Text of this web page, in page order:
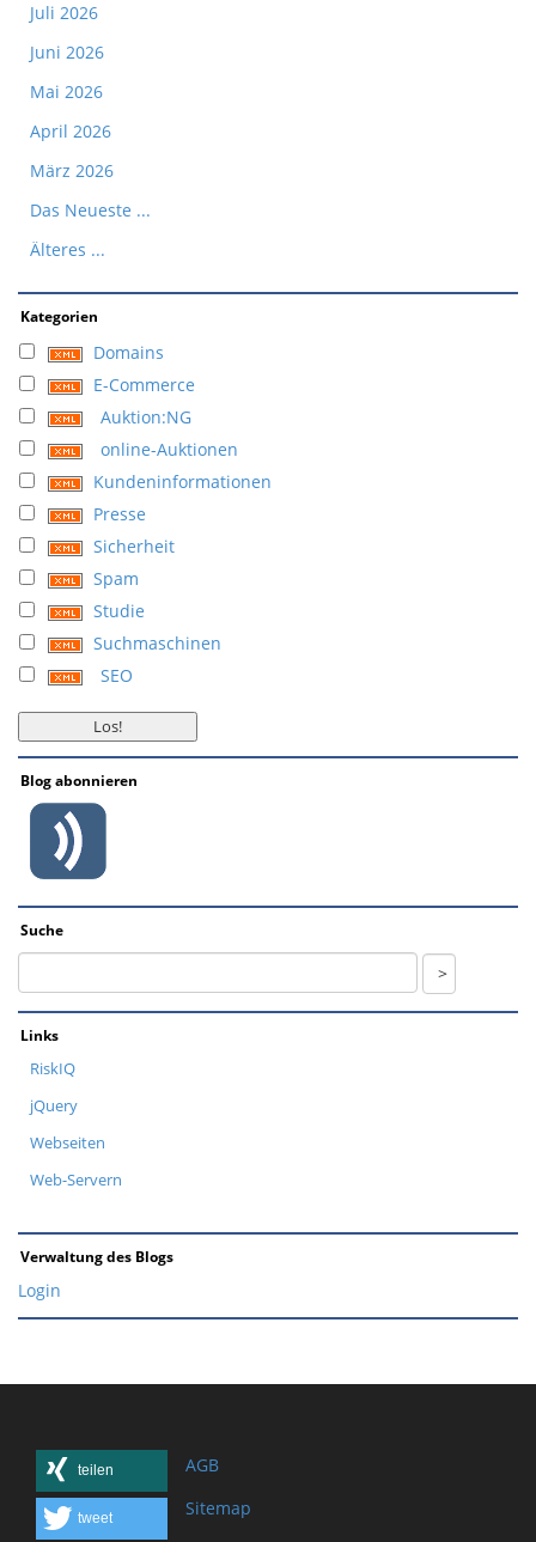
Juli 2026
Juni 2026
Mai 2026
April 2026
März 2026
Das Neueste ...
Älteres ...
Kategorien
Domains
E-Commerce
Auktion:NG
online-Auktionen
Kundeninformationen
Presse
Sicherheit
Spam
Studie
Suchmaschinen
SEO
Blog abonnieren
Suche
Links
RiskIQ
jQuery
Webseiten
Web-Servern
Verwaltung des Blogs
Login
teilen
tweet
AGB
Sitemap